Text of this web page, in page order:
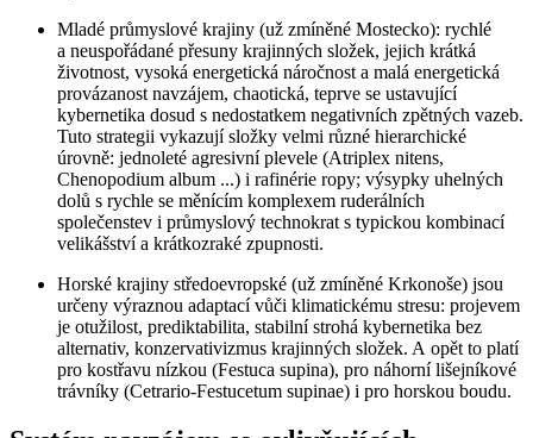
Mladé průmyslové krajiny (už zmíněné Mostecko): rychlé
a neuspořádané přesuny krajinných složek, jejich krátká
životnost, vysoká energetická náročnost a malá energetická
provázanost navzájem, chaotická, teprve se ustavující
kybernetika dosud s nedostatkem negativních zpětných vazeb.
Tuto strategii vykazují složky velmi různé hierarchické
úrovně: jednoleté agresivní plevele (Atriplex nitens,
Chenopodium album ...) i rafinérie ropy; výsypky uhelných
dolů s rychle se měnícím komplexem ruderálních
společenstev i průmyslový technokrat s typickou kombinací
velikášství a krátkozraké zpupnosti.
Horské krajiny středoevropské (už zmíněné Krkonoše) jsou
určeny výraznou adaptací vůči klimatickému stresu: projevem
je otužilost, prediktabilita, stabilní strohá kybernetika bez
alternativ, konzervativizmus krajinných složek. A opět to platí
pro kostřavu nízkou (Festuca supina), pro náhorní lišejníkové
trávníky (Cetrario-Festucetum supinae) i pro horskou boudu.